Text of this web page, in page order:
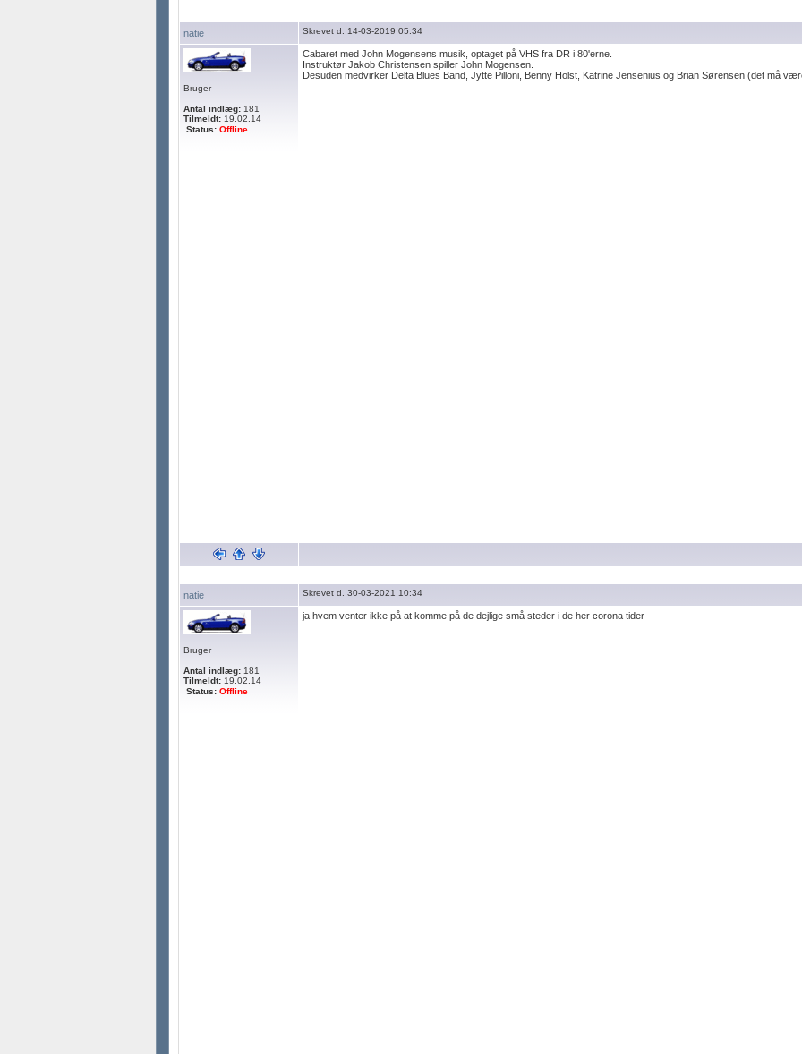
natie Skrevet d. 14-03-2019 05:34
Bruger
Antal indlæg: 181
Tilmeldt: 19.02.14
Status: Offline
Cabaret med John Mogensens musik, optaget på VHS fra DR i 80'erne.
Instruktør Jakob Christensen spiller John Mogensen.
Desuden medvirker Delta Blues Band, Jytte Pilloni, Benny Holst, Katrine Jensenius og Brian Sørensen (det må
natie Skrevet d. 30-03-2021 10:34
Bruger
Antal indlæg: 181
Tilmeldt: 19.02.14
Status: Offline
ja hvem venter ikke på at komme på de dejlige små steder i de her corona tider